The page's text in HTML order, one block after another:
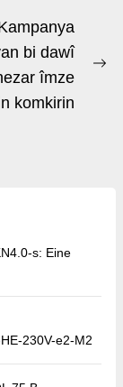
bi dawî
îmze
komkirin
s: Eine
230V-e2-M2